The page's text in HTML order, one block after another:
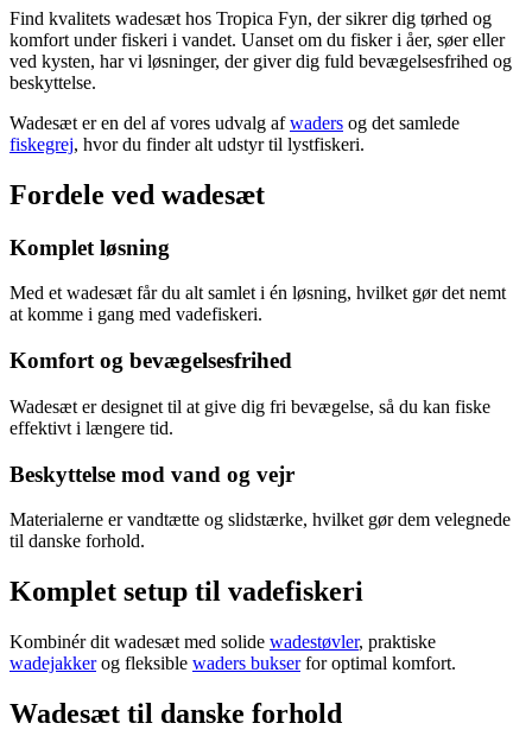
kan
vælges
på
varesiden
kan
vælges
på
Find kvalitets wadesæt hos Tropica Fyn, der sikrer dig tørhed og
komfort under fiskeri i vandet. Uanset om du fisker i åer, søer eller
ved kysten, har vi løsninger, der giver dig fuld bevægelsesfrihed og
beskyttelse.
Wadesæt er en del af vores udvalg afwaders og det samlede
fiskegrej, hvor du finder alt udstyr til lystfiskeri.
Fordele ved wadesæt
Komplet løsning
Med et wadesæt får du alt samlet i én løsning, hvilket gør det nemt
at komme i gang med vadefiskeri.
Komfort og bevægelsesfrihed
Wadesæt er designet til at give dig fri bevægelse, så du kan fiske
effektivt i længere tid.
Beskyttelse mod vand og vejr
Materialerne er vandtætte og slidstærke, hvilket gør dem velegnede
til danske forhold.
Komplet setup til vadefiskeri
Kombinér dit wadesæt med solide wadestøvler, praktiske
wadejakkerog fleksible waders bukserfor optimal komfort.
Wadesæt til danske forhold